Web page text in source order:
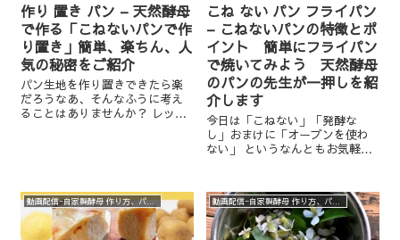
作り 置き パン – 天然酵母
で作る「こねないパンで作
り置き」簡単、楽ちん、人
気の秘密をご紹介
パン生地を作り置きできたら楽
だろうなあ、そんなふうに考え
ることはありませんか？ レッス
こね ない パン フライパン
– こねないパンの特徴とポ
イント 簡単にフライパン
で焼いてみよう 天然酵母
のパンの先生が一押しを紹
介します
今日は「こねない」「発酵な
し」おまけに「オーブンを使わ
ない」 というなんともお気軽な
ったメニューでリピーター率の
最も高かったメニューです。 そ
の秘密をお話します。 こねな...
動画配信−自家製酵母 作り方、パン作り、オンラインパン教室（わくわくプロジェクト） 動画配信−自家製酵母 作り方、パン作り、オンラインパン教室（わくわくプロジェクト）